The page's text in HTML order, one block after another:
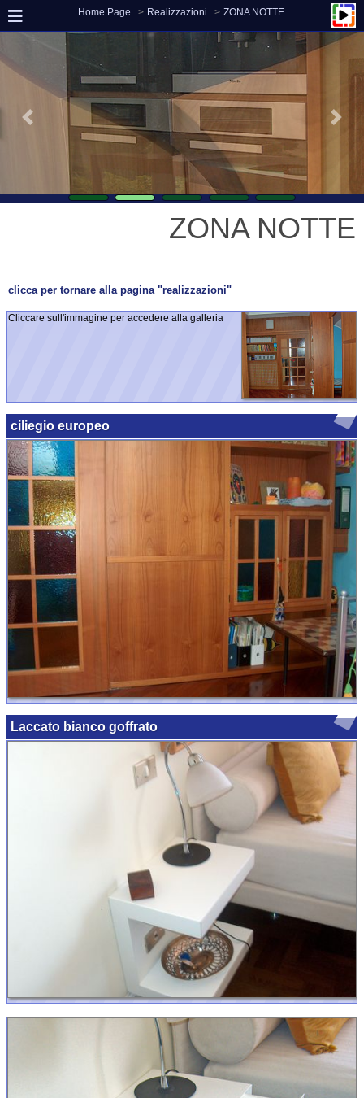
Home Page Realizzazioni ZONA NOTTE
ZONA NOTTE
clicca per tornare alla pagina "realizzazioni"
Cliccare sull'immagine per accedere alla galleria
ciliegio europeo
Laccato bianco goffrato